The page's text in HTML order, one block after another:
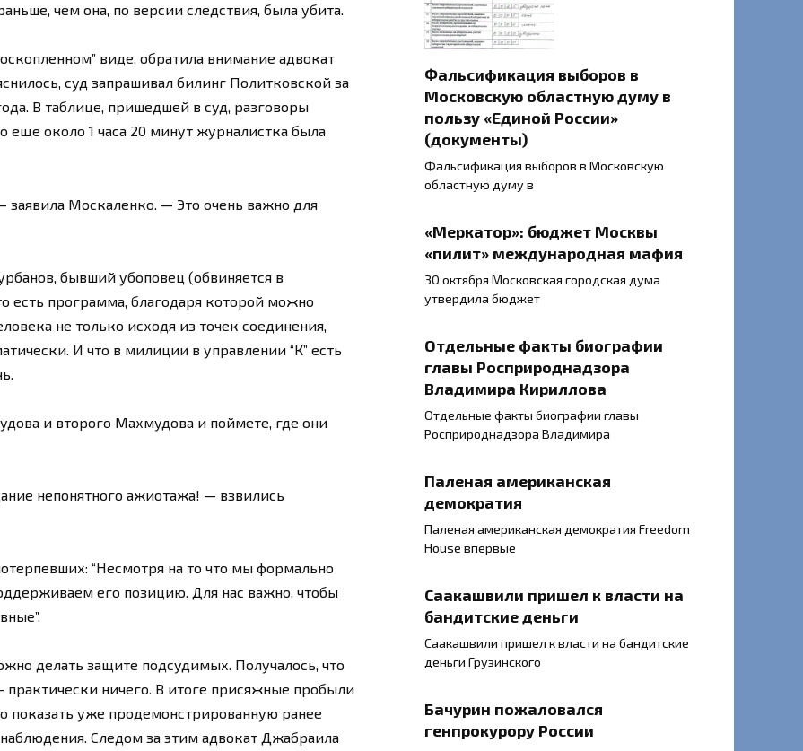
чем она, по версии следствия, была убита.
виде, обратила внимание адвокат
суд запрашивал билинг Политковской за
В таблице, пришедшей в суд, разговоры
еще около 1 часа 20 минут журналистка была
Москаленко. — Это очень важно для
бывший убоповец (обвиняется в
есть программа, благодаря которой можно
не только исходя из точек соединения,
И что в милиции в управлении “К” есть
и второго Махмудова и поймете, где они
непонятного ажиотажа! — взвились
“Несмотря на то что мы формально
его позицию. Для нас важно, чтобы
делать защите подсудимых. Получалось, что
практически ничего. В итоге присяжные пробыли
показать уже продемонстрированную ранее
Следом за этим адвокат Джабраила
Фальсификация выборов в
Московскую областную думу в
пользу «Единой России»
(документы)
Фальсификация выборов в Московскую
областную думу в
«Меркатор»: бюджет Москвы
«пилит» международная мафия
30 октября Московская городская дума
утвердила бюджет
Отдельные факты биографии
главы Росприроднадзора
Владимира Кириллова
Отдельные факты биографии главы
Росприроднадзора Владимира
Паленая американская
демократия
Паленая американская демократия Freedom
Housе впервые
Саакашвили пришел к власти на
бандитские деньги
Саакашвили пришел к власти на бандитские
деньги Грузинского
Бачурин пожаловался
генпрокурору России